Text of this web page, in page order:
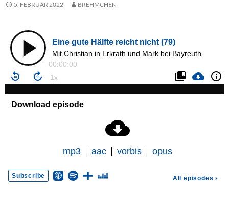
5. FEBRUAR 2022 BREHMCHEN